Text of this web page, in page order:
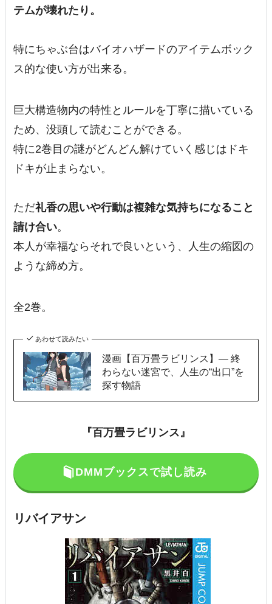
テムが壊れたり。
特にちゃぶ台はバイオハザードのアイテムボック
ス的な使い方が出来る。
巨大構造物内の特性とルールを丁寧に描いている
ため、没頭して読むことができる。
特に2巻目の謎がどんどん解けていく感じはドキ
ドキが止まらない。
ただ礼香の思いや行動は複雑な気持ちになること
請け合い。
本人が幸福ならそれで良いという、人生の縮図の
ような締め方。
全2巻。
あわせて読みたい
漫画【百万畳ラビリンス】— 終
わらない迷宮で、人生の“出口”を
探す物語
『百万畳ラビリンス』
DMMブックスで試し読み
リバイアサン